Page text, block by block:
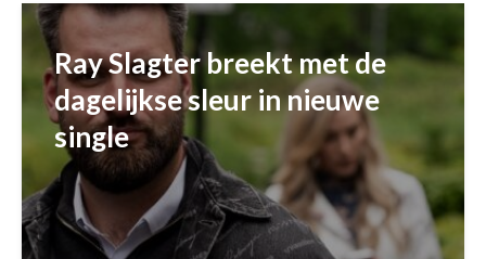
Ray Slagter breekt met de
dagelijkse sleur in nieuwe
single